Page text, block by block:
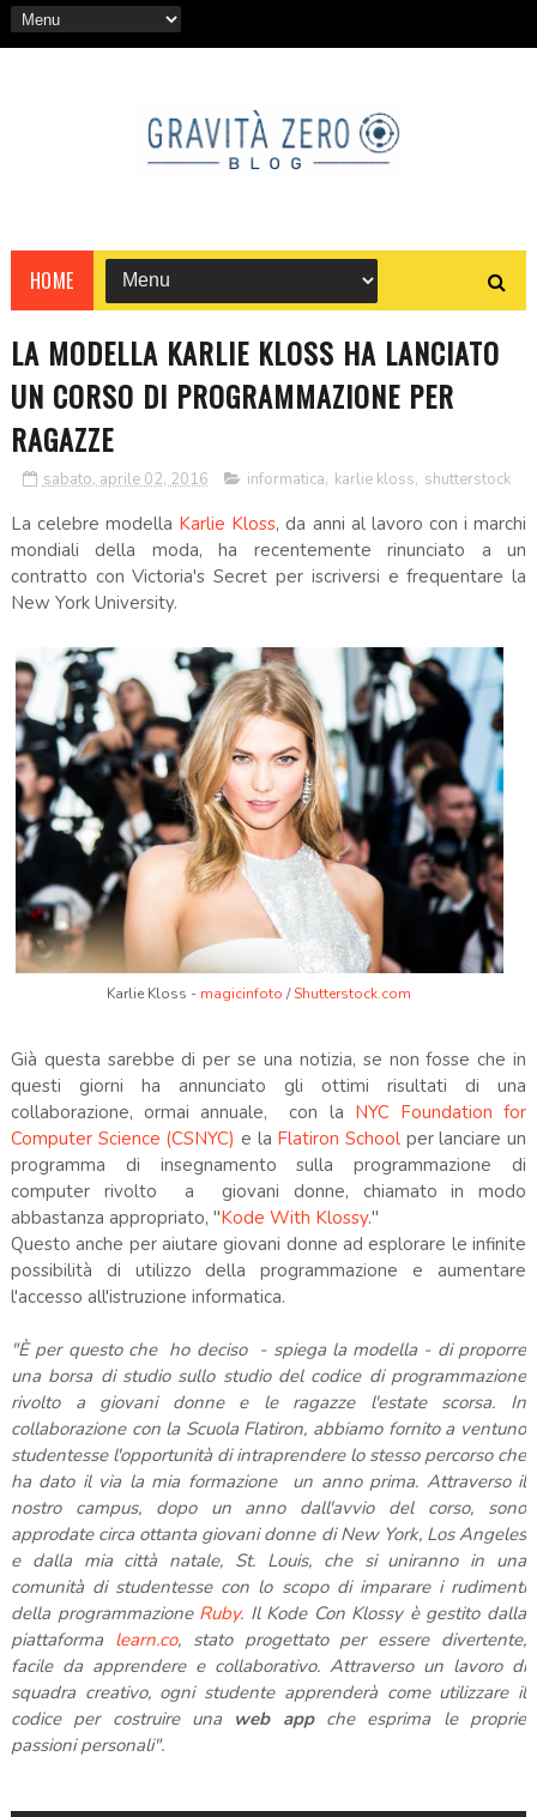
HOME
LA MODELLA KARLIE KLOSS HA LANCIATO
UN CORSO DI PROGRAMMAZIONE PER
RAGAZZE
sabato, aprile 02, 2016 informatica, karlie kloss, shutterstock
La celebre modella Karlie Kloss, da anni al lavoro con i marchi
mondiali della moda, ha recentemente rinunciato a un
contratto con Victoria's Secret per iscriversi e frequentare la
New York University.
Karlie Kloss - magicinfoto /Shutterstock.com
Già questa sarebbe di per se una notizia, se non fosse che in
questi giorni ha annunciato gli ottimi risultati di una
collaborazione, ormai annuale, con la NYC Foundation for
Computer Science (CSNYC) e la Flatiron School per lanciare un
programma di insegnamento sulla programmazione di
computer rivolto a giovani donne, chiamato in modo
abbastanza appropriato, "Kode With Klossy."
Questo anche per aiutare giovani donne ad esplorare le infinite
possibilità di utilizzo della programmazione e aumentare
l'accesso all'istruzione informatica.
"È per questo che ho deciso - spiega la modella - di proporre
una borsa di studio sullo studio del codice di programmazione
rivolto a giovani donne e le ragazze l'estate scorsa. In
collaborazione con la Scuola Flatiron, abbiamo fornito a ventuno
studentesse l'opportunità di intraprendere lo stesso percorso che
ha dato il via la mia formazione un anno prima. Attraverso il
nostro campus, dopo un anno dall'avvio del corso, sono
approdate circa ottanta giovani donne di New York, Los Angeles
e dalla mia città natale, St. Louis, che si uniranno in una
comunità di studentesse con lo scopo di imparare i rudimenti
della programmazione Ruby. Il Kode Con Klossy è gestito dalla
piattaforma learn.co, stato progettato per essere divertente,
facile da apprendere e collaborativo. Attraverso un lavoro di
squadra creativo, ogni studente apprenderà come utilizzare il
codice per costruire una web appche esprima le proprie
passioni personali".